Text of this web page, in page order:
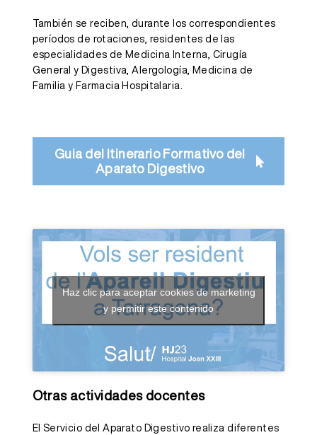
También se reciben, durante los correspondientes
períodos de rotaciones, residentes de las
especialidades de Medicina Interna, Cirugía
General y Digestiva, Alergología, Medicina de
Familia y Farmacia Hospitalaria.
Guia del Itinerario Formativo del
Aparato Digestivo
Haz clic para aceptar cookies de marketing
y permitir este contenido
Otras actividades docentes
El Servicio del Aparato Digestivo realiza diferentes